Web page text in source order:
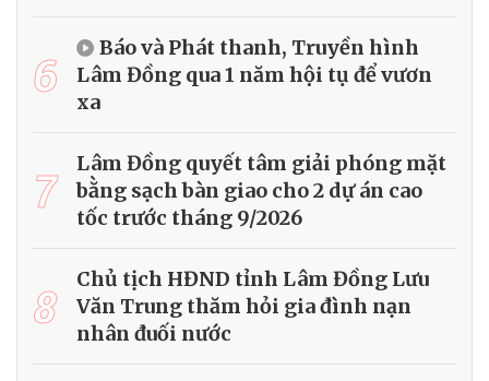
6
Báo và Phát thanh, Truyền hình
Lâm Đồng qua 1 năm hội tụ để vươn
xa
7
Lâm Đồng quyết tâm giải phóng mặt
bằng sạch bàn giao cho 2 dự án cao
tốc trước tháng 9/2026
8
Chủ tịch HĐND tỉnh Lâm Đồng Lưu
Văn Trung thăm hỏi gia đình nạn
nhân đuối nước